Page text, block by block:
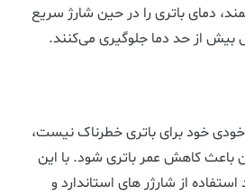
دمای باتری را در حین شارژ سریع
بیش از حد دما جلوگیری می‌کنند.
خود برای باتری خطرناک نیست،
باعث کاهش عمر باتری شود. با این
استفاده از شارژر های استاندارد و